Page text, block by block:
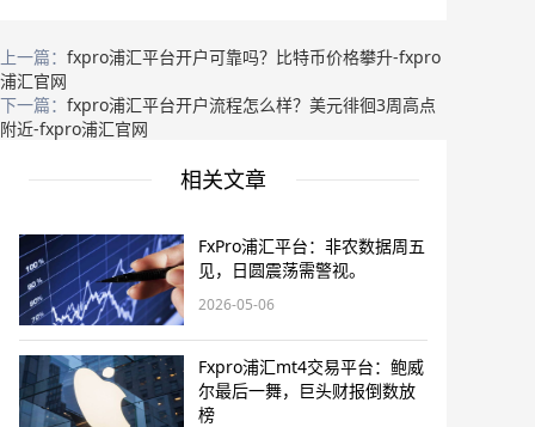
上一篇： fxpro浦汇平台开户可靠吗？比特币价格攀升-fxpro
浦汇官网
下一篇： fxpro浦汇平台开户流程怎么样？美元徘徊3周高点
附近-fxpro浦汇官网
相关文章
FxPro浦汇平台：非农数据周五
见，日圆震荡需警视。
2026-05-06
Fxpro浦汇mt4交易平台：鲍威
尔最后一舞，巨头财报倒数放
榜